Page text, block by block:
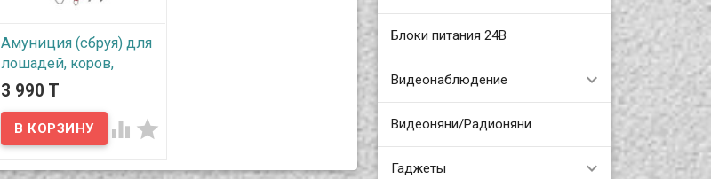
Блоки питания 24В
Видеонаблюдение
Видеоняни/Радионяни
Гаджеты
Амуниция (сбруя) для
лошадей, коров,
молодых быков, для
скота
3 990 T
 